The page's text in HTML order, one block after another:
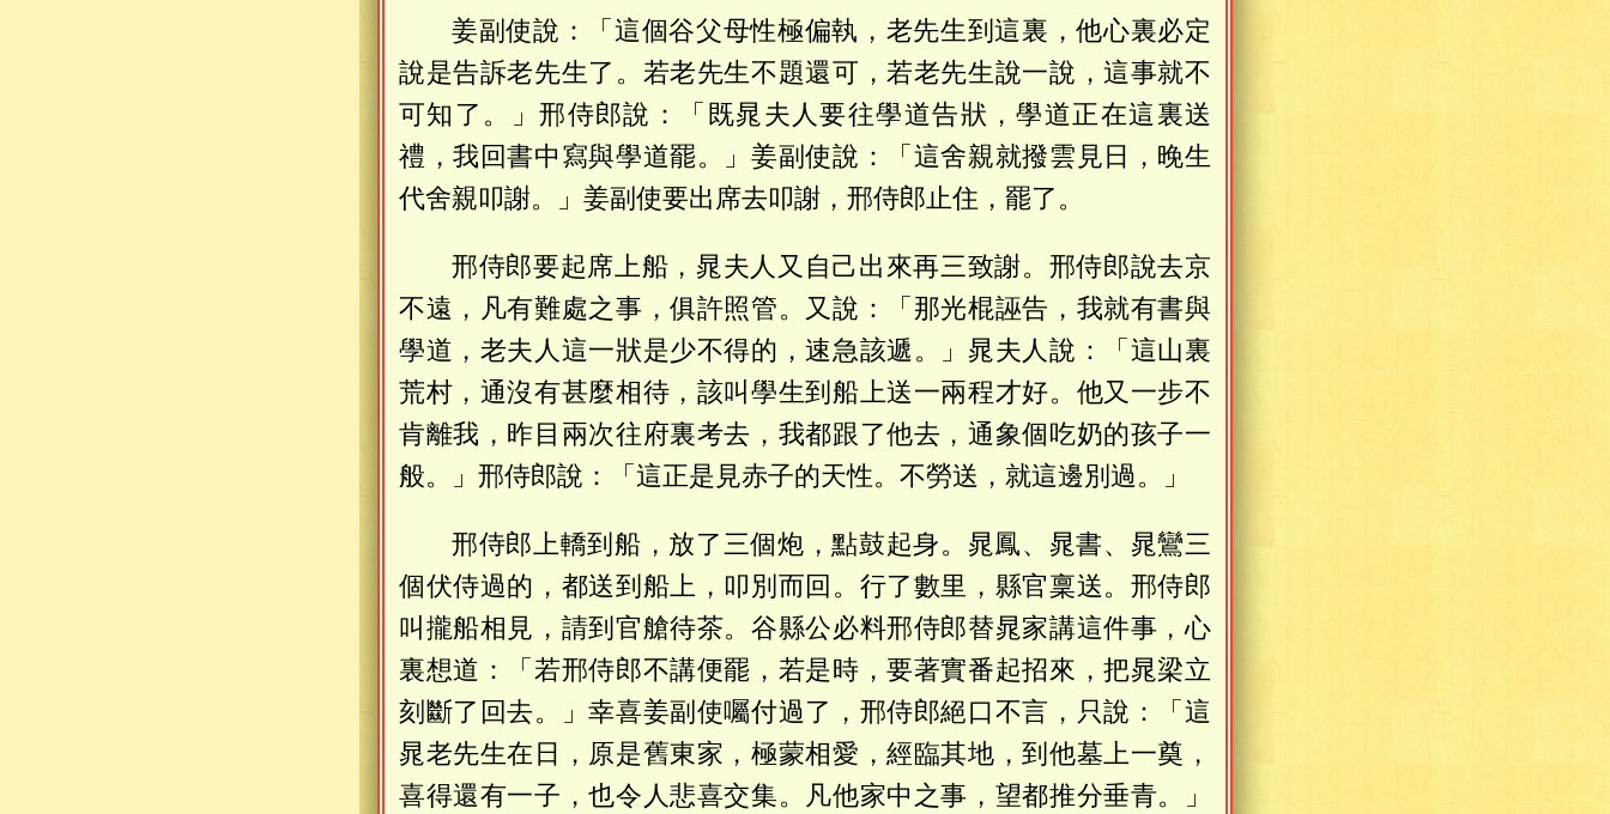
姜副使說：「這個谷父母性極偏執，老先生到這裏，他心裏必定
說是告訴老先生了。若老先生不題還可，若老先生說一說，這事就不
可知了。」邢侍郎說：「既晁夫人要往學道告狀，學道正在這裏送
禮，我回書中寫與學道罷。」姜副使說：「這舍親就撥雲見日，晚生
代舍親叩謝。」姜副使要出席去叩謝，邢侍郎止住，罷了。
邢侍郎要起席上船，晁夫人又自己出來再三致謝。邢侍郎說去京
不遠，凡有難處之事，俱許照管。又說：「那光棍誣告，我就有書與
學道，老夫人這一狀是少不得的，速急該遞。」晁夫人說：「這山裏
荒村，通沒有甚麼相待，該叫學生到船上送一兩程才好。他又一步不
肯離我，昨目兩次往府裏考去，我都跟了他去，通象個吃奶的孩子一
般。」邢侍郎說：「這正是見赤子的天性。不勞送，就這邊別過。」
邢侍郎上轎到船，放了三個炮，點鼓起身。晁鳳、晁書、晁鸞三
個伏侍過的，都送到船上，叩別而回。行了數里，縣官稟送。邢侍郎
叫攏船相見，請到官艙待茶。谷縣公必料邢侍郎替晁家講這件事，心
裏想道：「若邢侍郎不講便罷，若是時，要著實番起招來，把晁梁立
刻斷了回去。」幸喜姜副使囑付過了，邢侍郎絕口不言，只說：「這
晁老先生在日，原是舊東家，極蒙相愛，經臨其地，到他墓上一奠，
喜得還有一子，也令人悲喜交集。凡他家中之事，望都推分垂青。」